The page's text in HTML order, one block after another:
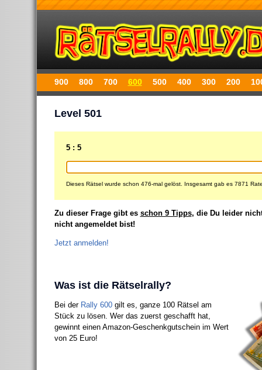
900 800 700 600 500 400 300 200
Level 501
5 : 5
Dieses Rätsel wurde schon 476-mal gelöst. Insgesamt gab es 7871
Zu dieser Frage gibt es schon 9 Tipps, die Du leider
nicht angemeldet bist!
Jetzt anmelden!
Was ist die Rätselrally?
Bei der Rally 600gilt es, ganze 100 Rätsel am
Stück zu lösen. Wer das zuerst geschafft hat,
gewinnt einen Amazon-Geschenkgutschein im Wert
von 25 Euro!